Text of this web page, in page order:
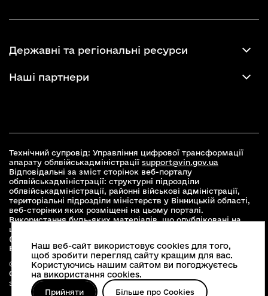
Державні та регіональні ресурси
Наші партнери
Технічний супровід: Управління цифрової трансформації
апарату облвійськадміністрації support@vin.gov.ua
Відповідальні за зміст сторінок веб-порталу
облвійськадміністрації: структурні підрозділи
облвійськадміністрації, районні військові адміністрації,
територіальні підрозділи міністерств у Вінницькій області,
веб-сторінки яких розміщені на цьому порталі.
Використання будь-яких матеріалів, що опубліковані на
цьому сайті, дозволяється при умові зазначення посилання
(для інтернет-видань - гіперпосилання) на офіційний сайт
Вінницької облвійськадміністраціїwww.vin.gov.ua.
© 2026 Весь контент доступний за ліцензією Creative
Commons Attribution 4.0 International license, якщо не
зазначено інше
Наш веб-сайт використовує cookies для того,
щоб зробити перегляд сайту кращим для вас.
Користуючись нашим сайтом ви погоджуєтесь
на використання cookies.
Прийняти Більше про Cookies